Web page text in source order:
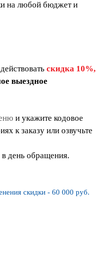
на любой бюджет и
скидка 10%,
выездное
и укажите кодовое
к заказу или озвучьте
день обращения.
скидки - 60 000 руб.